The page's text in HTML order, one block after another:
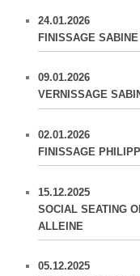
24.01.2026
FINISSAGE
09.01.2026
VERNISSAGE
02.01.2026
FINISSAGE
15.12.2025
SOCIAL SEATING
ALLEINE
05.12.2025